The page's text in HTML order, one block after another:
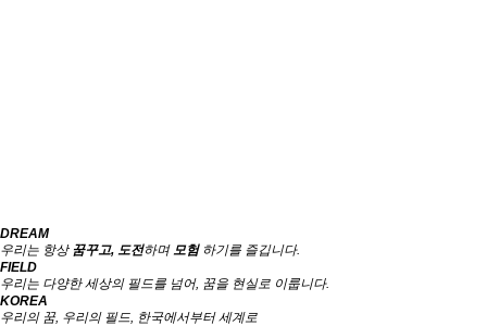
DREAM
우리는 항상 꿈꾸고, 도전하며 모험하기를 즐깁니다.
FIELD
우리는 다양한 세상의 필드를 넘어, 꿈을 현실로 이룹니다.
KOREA
우리의 꿈, 우리의 필드, 한국에서부터 세계로